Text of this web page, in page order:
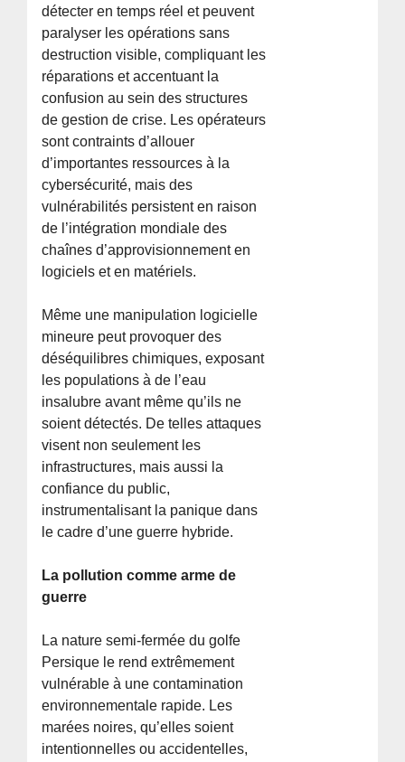
détecter en temps réel et peuvent
paralyser les opérations sans
destruction visible, compliquant les
réparations et accentuant la
confusion au sein des structures
de gestion de crise. Les opérateurs
sont contraints d’allouer
d’importantes ressources à la
cybersécurité, mais des
vulnérabilités persistent en raison
de l’intégration mondiale des
chaînes d’approvisionnement en
logiciels et en matériels.
Même une manipulation logicielle
mineure peut provoquer des
déséquilibres chimiques, exposant
les populations à de l’eau
insalubre avant même qu’ils ne
soient détectés. De telles attaques
visent non seulement les
infrastructures, mais aussi la
confiance du public,
instrumentalisant la panique dans
le cadre d’une guerre hybride.
La pollution comme arme de
guerre
La nature semi-fermée du golfe
Persique le rend extrêmement
vulnérable à une contamination
environnementale rapide. Les
marées noires, qu’elles soient
intentionnelles ou accidentelles,